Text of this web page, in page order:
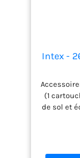
Intex -
(1
de sol et